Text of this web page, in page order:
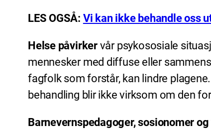
LES OGSÅ: Vi kan ikke behandle oss
Helse påvirkervår psykososiale
mennesker med diffuse eller
fagfolk som forstår, kan lindre
behandling blir ikke virksom om den
Barnevernspedagoger, sosionomer